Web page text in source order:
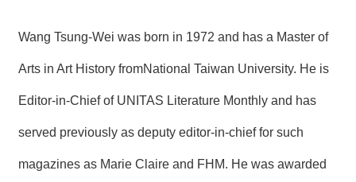
Wang Tsung-Wei was born in 1972 and has a Master of
Arts in Art History fromNational Taiwan University. He is
Editor-in-Chief of UNITAS Literature Monthly and has
served previously as deputy editor-in-chief for such
magazines as Marie Claire and FHM. He was awarded